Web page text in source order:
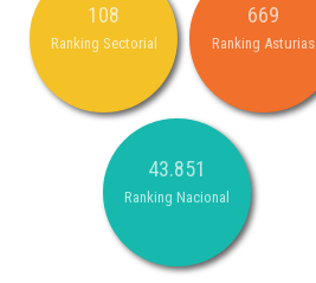
108
Ranking Sectorial
669
Ranking Asturias
43.851
Ranking Nacional